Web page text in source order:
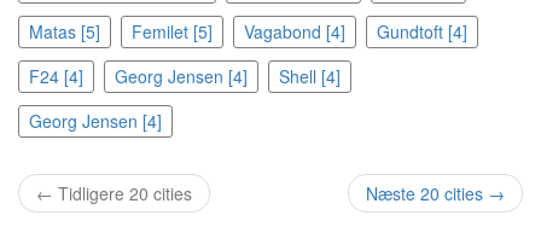
Matas [5]
Femilet [5] Vagabond [4]
Gundtoft [4]
F24 [4]
Georg Jensen [4]
Shell [4]
Georg Jensen [4]
← Tidligere 20 cities Næste 20 cities →